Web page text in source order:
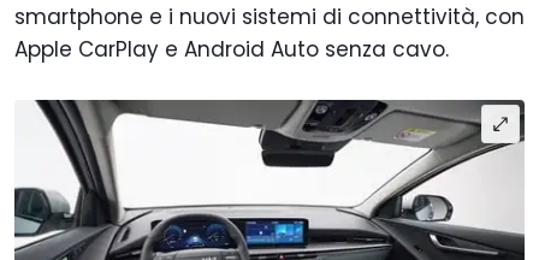
smartphone e i nuovi sistemi di connettività, con
Apple CarPlay e Android Auto senza cavo.